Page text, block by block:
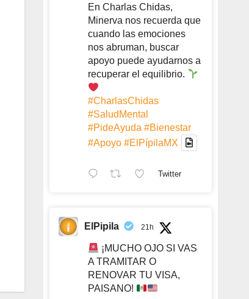
En Charlas Chidas,
Minerva nos recuerda que
cuando las emociones
nos abruman, buscar
apoyo puede ayudarnos a
recuperar el equilibrio.
#CharlasChidas
#SaludMental
#PideAyuda #Bienestar
#Apoyo #ElPípilaMX
Twitter
ElPipila 21h
¡MUCHO OJO SI VAS
A TRAMITAR O
RENOVAR TU VISA,
PAISANO!